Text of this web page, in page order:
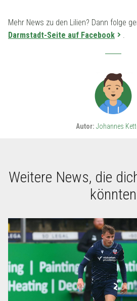
Mehr News zu den Lilien? Dann folge
Darmstadt-Seite auf Facebook
Autor: Johannes
Weitere News, die
könnten